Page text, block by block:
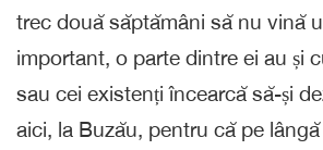
trec două săptămâni să nu vină
important, o parte dintre ei au și
sau cei existenți încearcă să-și
aici, la Buzău, pentru că pe